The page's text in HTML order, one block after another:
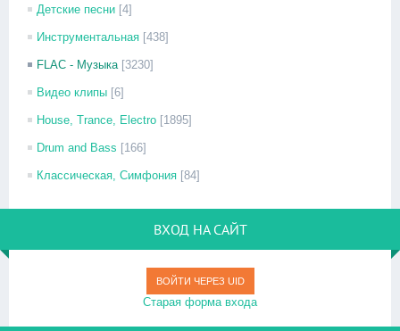
Детские песни [4]
Инструментальная [438]
FLAC - Музыка [3230]
Видео клипы [6]
House, Trance, Electro [1895]
Drum and Bass [166]
Классическая, Симфония [84]
ВХОД НА САЙТ
ВОЙТИ ЧЕРЕЗ UID
Старая форма входа